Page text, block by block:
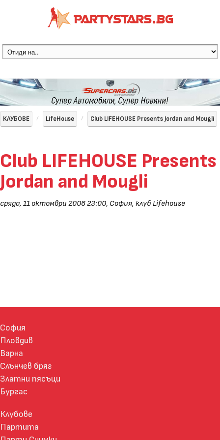
КЛУБОВЕ LifeHouse Club LIFEHOUSE Presents Jordan and Mougli
Club LIFEHOUSE Presents
Jordan and Mougli
сряда, 11 октомври 2006 23:00, София, клуб Lifehouse
София
Пловдив
Варна
Слънчев бряг
Златни пясъци
Бургас
Клубове
Партита